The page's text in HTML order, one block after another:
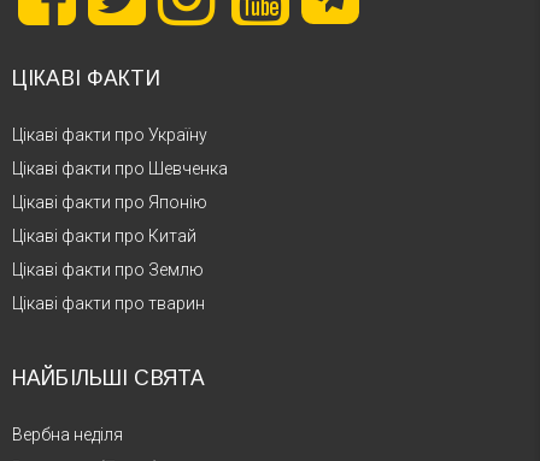
ЦІКАВІ ФАКТИ
Цікаві факти про Україну
Цікаві факти про Шевченка
Цікаві факти про Японію
Цікаві факти про Китай
Цікаві факти про Землю
Цікаві факти про тварин
НАЙБІЛЬШІ СВЯТА
Вербна неділя